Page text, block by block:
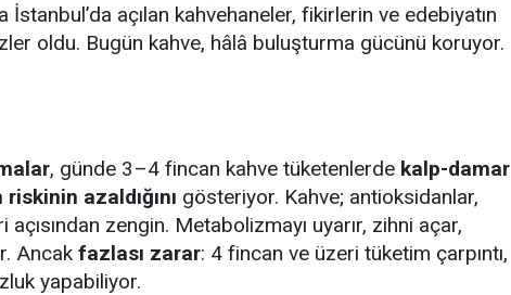
İstanbul’da açılan kahvehaneler, fikirlerin ve edebiyatın
oldu. Bugün kahve, hâlâ buluşturma gücünü koruyor.
, günde 3–4 fincan kahve tüketenlerde kalp-damar
azaldığını gösteriyor. Kahve; antioksidanlar,
zengin. Metabolizmayı uyarır, zihni açar,
Ancak fazlası zarar: 4 fincan ve üzeri tüketim çarpıntı,
yapabiliyor.